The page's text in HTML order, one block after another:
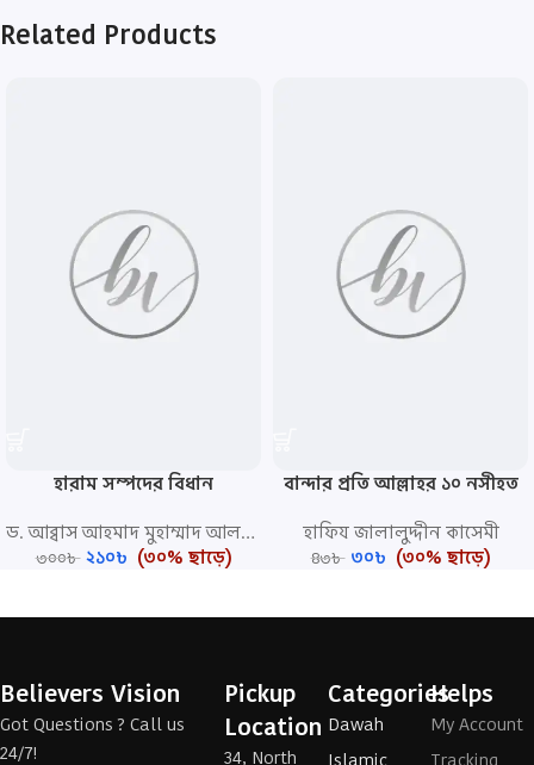
Related Products
হারাম সম্পদের বিধান
ড. আব্বাস আহমাদ মুহাম্মাদ আল-বায
৩০০৳ ২১০৳ (৩০% ছাড়ে)
বান্দার প্রতি আল্লাহর ১০ নসীহত
হাফিয জালালুদ্দীন কাসেমী
৪৩৳ ৩০৳ (৩০% ছাড়ে)
Believers Vision
Got Questions ? Call us
24/7!
Pickup
Location
34, North
Categories
Dawah
Islamic
Helps
My Account
Tracking